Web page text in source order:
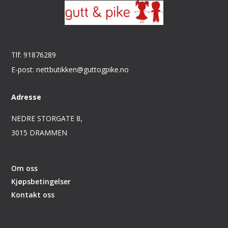
Tlf: 91876289
E-post: nettbutikken@guttogpike.no
Adresse
NEDRE STORGATE 8,
3015 DRAMMEN
Om oss
Kjøpsbetingelser
Kontakt oss